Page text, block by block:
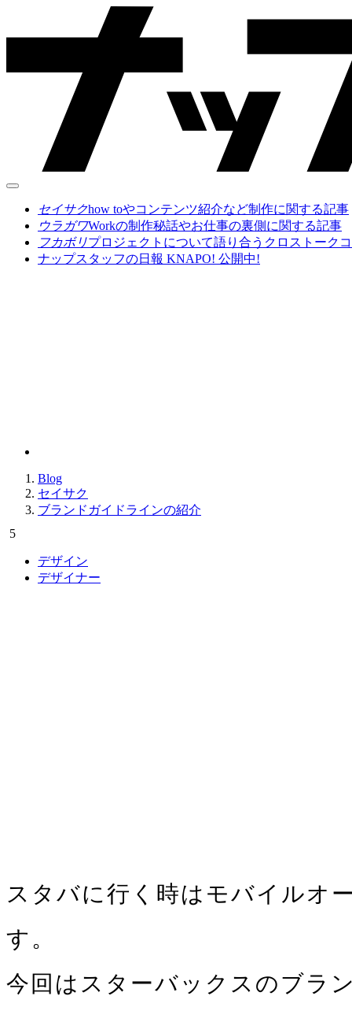
セイサクhow toやコンテンツ紹介など制作に関する記事
ウラガワWorkの制作秘話やお仕事の裏側に関する記事
フカボリプロジェクトについて語り合うクロストーク
ナップスタッフの日報 KNAPO! 公開中!
Blog
セイサク
ブランドガイドラインの紹介
ブランドガイドラインの
5
デザイン
デザイナー
スタバに行く時はモバイルオ
す。
今回はスターバックスのブラ